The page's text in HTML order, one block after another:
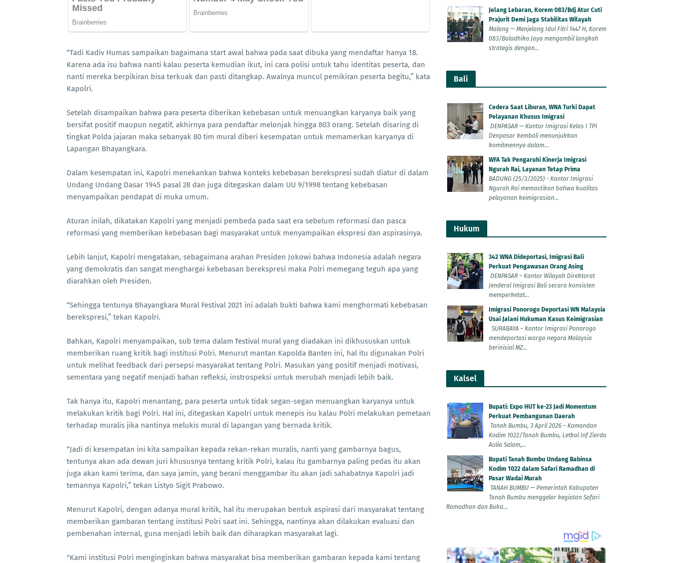
“Tadi Kadiv Humas sampaikan bagaimana start awal bahwa pada saat dibuka yang mendaftar hanya 18.
Karena ada isu bahwa nanti kalau peserta kemudian ikut, ini cara polisi untuk tahu identitas peserta, dan
nanti mereka berpikiran bisa terkuak dan pasti ditangkap. Awalnya muncul pemikiran peserta begitu,” kata
Kapolri.
Setelah disampaikan bahwa para peserta diberikan kebebasan untuk menuangkan karyanya baik yang
bersifat positif maupun negatif, akhirnya para pendaftar melonjak hingga 803 orang. Setelah disaring di
tingkat Polda jajaran maka sebanyak 80 tim mural diberi kesempatan untuk memamerkan karyanya di
Lapangan Bhayangkara.
Dalam kesempatan ini, Kapolri menekankan bahwa konteks kebebasan berekspresi sudah diatur di dalam
Undang Undang Dasar 1945 pasal 28 dan juga ditegaskan dalam UU 9/1998 tentang kebebasan
menyampaikan pendapat di muka umum.
Aturan inilah, dikatakan Kapolri yang menjadi pembeda pada saat era sebelum reformasi dan pasca
reformasi yang memberikan kebebasan bagi masyarakat untuk menyampaikan ekspresi dan aspirasinya.
Lebih lanjut, Kapolri mengatakan, sebagaimana arahan Presiden Jokowi bahwa Indonesia adalah negara
yang demokratis dan sangat menghargai kebebasan berekspresi maka Polri memegang teguh apa yang
diarahkan oleh Presiden.
“Sehingga tentunya Bhayangkara Mural Festival 2021 ini adalah bukti bahwa kami menghormati kebebasan
berekspresi,” tekan Kapolri.
Bahkan, Kapolri menyampaikan, sub tema dalam festival mural yang diadakan ini dikhususkan untuk
memberikan ruang kritik bagi institusi Polri. Menurut mantan Kapolda Banten ini, hal itu digunakan Polri
untuk melihat feedback dari persepsi masyarakat tentang Polri. Masukan yang positif menjadi motivasi,
sementara yang negatif menjadi bahan refleksi, instrospeksi untuk merubah menjadi lebih baik.
Tak hanya itu, Kapolri menantang, para peserta untuk tidak segan-segan menuangkan karyanya untuk
melakukan kritik bagi Polri. Hal ini, ditegaskan Kapolri untuk menepis isu kalau Polri melakukan pemetaan
terhadap muralis jika nantinya melukis mural di lapangan yang bernada kritik.
“Jadi di kesempatan ini kita sampaikan kepada rekan-rekan muralis, nanti yang gambarnya bagus,
tentunya akan ada dewan juri khususnya tentang kritik Polri, kalau itu gambarnya paling pedas itu akan
juga akan kami terima, dan saya jamin, yang berani menggambar itu akan jadi sahabatnya Kapolri jadi
temannya Kapolri,” tekan Listyo Sigit Prabowo.
Menurut Kapolri, dengan adanya mural kritik, hal itu merupakan bentuk aspirasi dari masyarakat tentang
memberikan gambaran tentang institusi Polri saat ini. Sehingga, nantinya akan dilakukan evaluasi dan
pembenahan internal, guna menjadi lebih baik dan diharapkan masyarakat lagi.
"Kami institusi Polri menginginkan bahwa masyarakat bisa memberikan gambaran kepada kami tentang
Jelang Lebaran, Korem 083/Bdj Atur Cuti
Prajurit Demi Jaga Stabilitas Wilayah
Malang — Menjelang Idul Fitri 1447 H, Korem
083/Baladhika Jaya mengambil langkah
strategis dengan...
Bali
Cedera Saat Liburan, WNA Turki Dapat
Pelayanan Khusus Imigrasi
DENPASAR — Kantor Imigrasi Kelas I TPI
Denpasar kembali menunjukkan
komitmennya dalam...
WFA Tak Pengaruhi Kinerja Imigrasi
Ngurah Rai, Layanan Tetap Prima
BADUNG (25/3/2025) - Kantor Imigrasi
Ngurah Rai memastikan bahwa kualitas
pelayanan keimigrasian...
Hukum
342 WNA Dideportasi, Imigrasi Bali
Perkuat Pengawasan Orang Asing
DENPASAR – Kantor Wilayah Direktorat
Jenderal Imigrasi Bali secara konsisten
memperketat...
Imigrasi Ponorogo Deportasi WN Malaysia
Usai Jalani Hukuman Kasus Keimigrasian
SURABAYA – Kantor Imigrasi Ponorogo
mendeportasi warga negara Malaysia
berinisial MZ...
Kalsel
Bupati: Expo HUT ke-23 Jadi Momentum
Perkuat Pembangunan Daerah
Tanah Bumbu, 3 April 2026 – Komandan
Kodim 1022/Tanah Bumbu, Letkol Inf Zierda
Aulia Salam,...
Bupati Tanah Bumbu Undang Babinsa
Kodim 1022 dalam Safari Ramadhan di
Pasar Wadai Murah
TANAH BUMBU — Pemerintah Kabupaten
Tanah Bumbu menggelar kegiatan Safari
Ramadhan dan Buka...